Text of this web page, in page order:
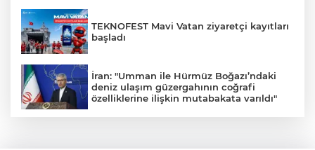
TEKNOFEST Mavi Vatan ziyaretçi kayıtları
başladı
İran: "Umman ile Hürmüz Boğazı’ndaki
deniz ulaşım güzergahının coğrafi
özelliklerine ilişkin mutabakata varıldı"